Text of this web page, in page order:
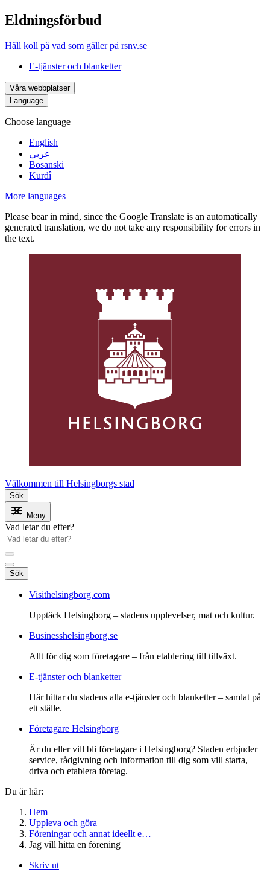
Eldningsförbud
Håll koll på vad som gäller på rsnv.se
E-tjänster och blanketter
Våra webbplatser
Language
Choose language
English
عربى
Bosanski
Kurdî
More languages
Please bear in mind, since the Google Translate is an automatically
generated translation, we do not take any responsibility for errors in
the text.
Välkommen till Helsingborgs stad
Sök
Meny
Vad letar du efter?
Sök
Visithelsingborg.com
Upptäck Helsingborg – stadens upplevelser, mat och kultur.
Businesshelsingborg.se
Allt för dig som företagare – från etablering till tillväxt.
E-tjänster och blanketter
Här hittar du stadens alla e-tjänster och blanketter – samlat på
ett ställe.
Företagare Helsingborg
Är du eller vill bli företagare i Helsingborg? Staden erbjuder
service, rådgivning och information till dig som vill starta,
driva och etablera företag.
Du är här:
Hem
Uppleva och göra
Föreningar och annat ideellt e…
Jag vill hitta en förening
Skriv ut